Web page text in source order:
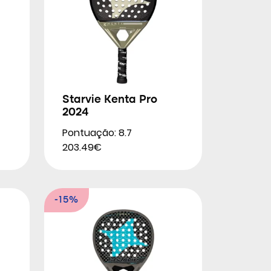
Starvie Kenta Pro
2024
Pontuação: 8.7
203.49€
-15%